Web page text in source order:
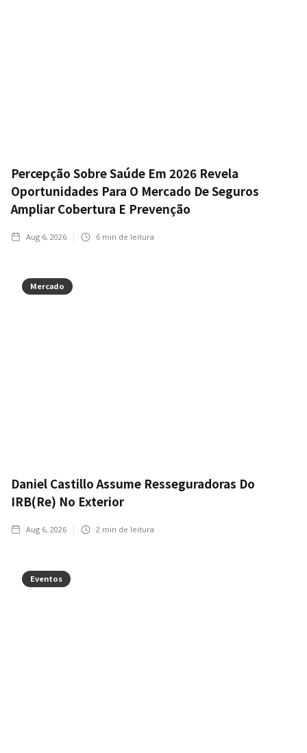
Percepção Sobre Saúde Em 2026 Revela
Oportunidades Para O Mercado De Seguros
Ampliar Cobertura E Prevenção
Aug 6, 2026 6 min de leitura
Mercado
Daniel Castillo Assume Resseguradoras Do
IRB(Re) No Exterior
Aug 6, 2026 2 min de leitura
Eventos